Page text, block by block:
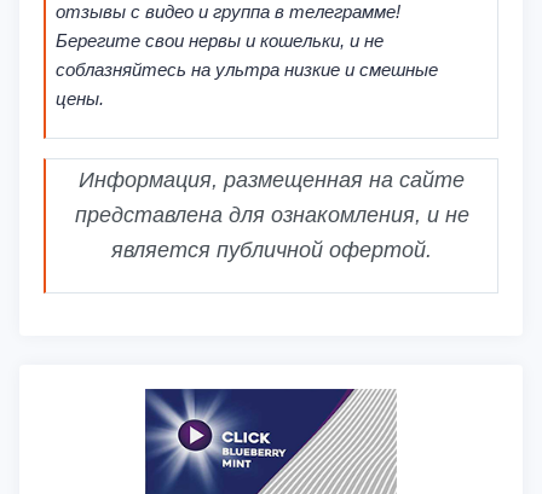
отзывы с видео и группа в телеграмме!
Берегите свои нервы и кошельки, и не
соблазняйтесь на ультра низкие и смешные
цены.
Информация, размещенная на сайте
представлена для ознакомления, и не
является публичной офертой.